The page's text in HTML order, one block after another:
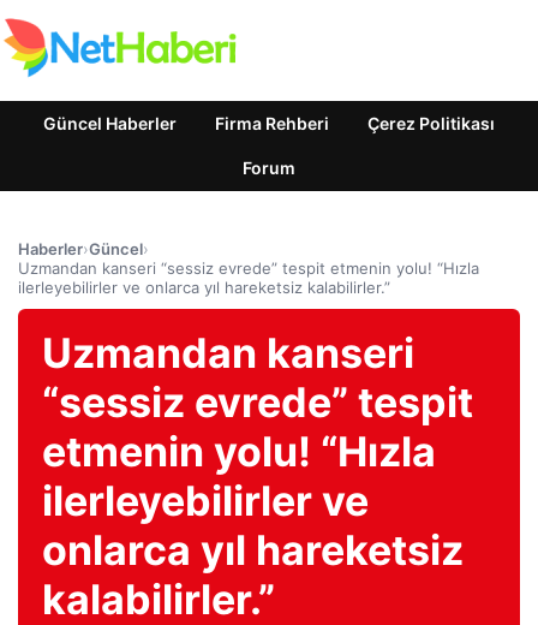
Güncel Haberler Firma Rehberi Çerez Politikası
Forum
Haberler›Güncel›
Uzmandan kanseri “sessiz evrede” tespit etmenin yolu! “Hızla
ilerleyebilirler ve onlarca yıl hareketsiz kalabilirler.”
Uzmandan kanseri
“sessiz evrede” tespit
etmenin yolu! “Hızla
ilerleyebilirler ve
onlarca yıl hareketsiz
kalabilirler.”